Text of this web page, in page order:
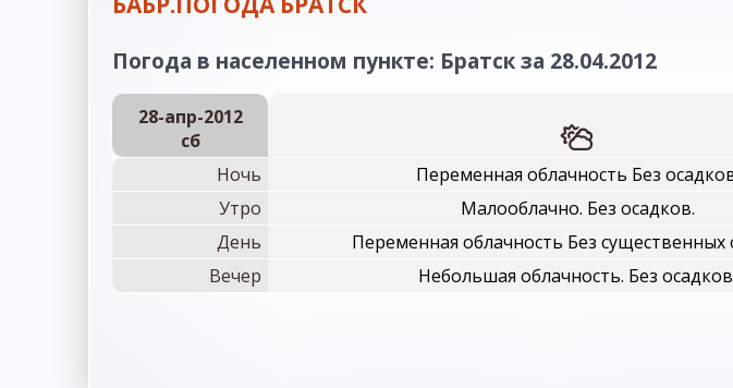
Погода в населенном пункте: Братск за 28.04.2012
28-апр-2012
сб
Ночь
Переменная облачность Без
Утро
Малооблачно. Без осадков.
День
Переменная облачность Без существенных
Вечер
Небольшая облачность. Без